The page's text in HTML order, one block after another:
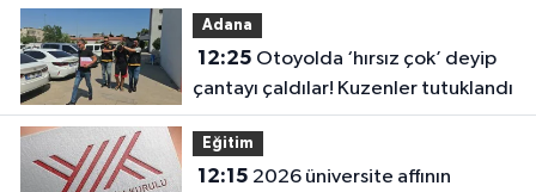
Adana
12:25
çantayı çaldılar! Kuzenler tutuklandı
Eğitim
12:15